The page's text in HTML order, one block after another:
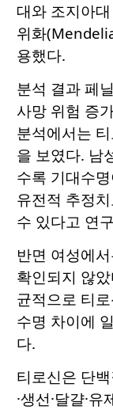
대와 조지아
위화
용했다.
분석 결과 페
사망 위험 증
분석에서는
을 보였다. 남
수록 기대수
유전적 추정
수 있다고 연
반면 여성에
확인되지 않
균적으로 티
수명 차이에
다.
티로신은 단
·생선·달걀·